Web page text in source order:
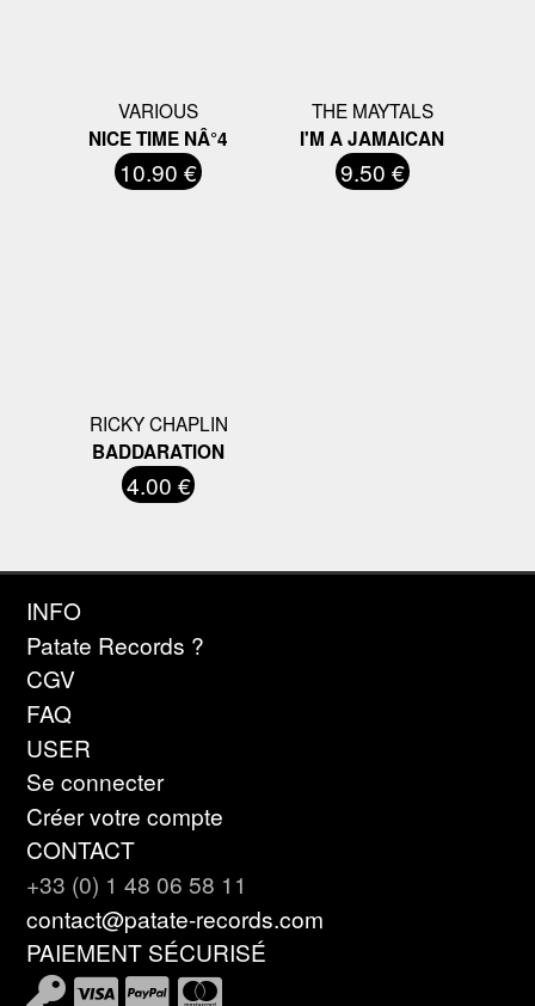
VARIOUS
NICE TIME NÂ°4
10.90 €
THE MAYTALS
I'M A JAMAICAN
9.50 €
RICKY CHAPLIN
BADDARATION
4.00 €
INFO
Patate Records ?
CGV
FAQ
USER
Se connecter
Créer votre compte
CONTACT
+33 (0) 1 48 06 58 11
contact@patate-records.com
PAIEMENT SÉCURISÉ